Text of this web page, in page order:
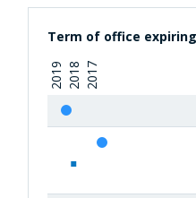
Term of office
2017
2018
2019